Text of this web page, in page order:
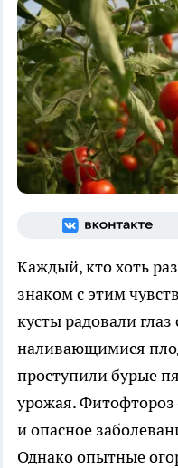
Каждый, кто хоть
знаком с этим
кусты радовали
наливающимися
проступили бурые
урожая.
и опасное
Однако опытные